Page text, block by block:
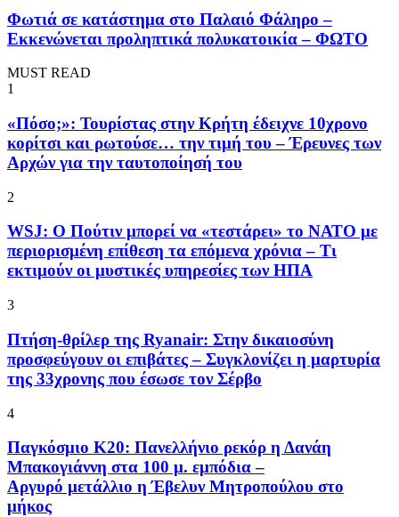
Φωτιά σε κατάστημα στο Παλαιό Φάληρο –
Εκκενώνεται προληπτικά πολυκατοικία – ΦΩΤΟ
MUST READ
1
«Πόσο;»: Τουρίστας στην Κρήτη έδειχνε 10χρονο
κορίτσι και ρωτούσε… την τιμή του – Έρευνες των
Αρχών για την ταυτοποίησή του
2
WSJ: Ο Πούτιν μπορεί να «τεστάρει» το ΝΑΤΟ με
περιορισμένη επίθεση τα επόμενα χρόνια – Τι
εκτιμούν οι μυστικές υπηρεσίες των ΗΠΑ
3
Πτήση-θρίλερ της Ryanair: Στην δικαιοσύνη
προσφεύγουν οι επιβάτες – Συγκλονίζει η μαρτυρία
της 33χρονης που έσωσε τον Σέρβο
4
Παγκόσμιο Κ20: Πανελλήνιο ρεκόρ η Δανάη
Μπακογιάννη στα 100 μ. εμπόδια –
Αργυρό μετάλλιο η Έβελυν Μητροπούλου στο
μήκος